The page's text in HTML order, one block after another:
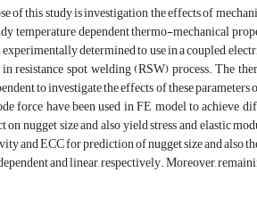
of this study is investigation the effects of
temperature dependent thermo-mechanical
experimentally determined to use in a coupled
resistance spot welding (RSW) process. The
to investigate the effects of these
force have been used in FE model to achieve
nugget size and also yield stress and elastic
and ECC for prediction of nugget size and also
and linear, respectively. Moreover,